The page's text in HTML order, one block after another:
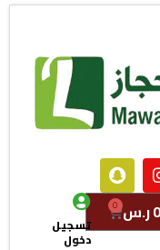
ر.س 0
تسجيل
دخول